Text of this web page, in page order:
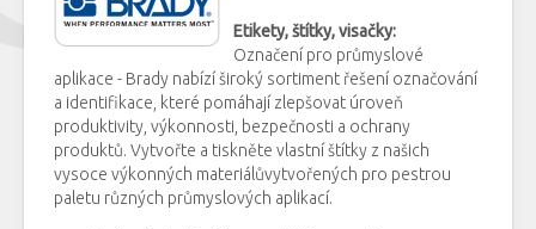
Etikety, štítky, visačky:
Označení pro průmyslové
aplikace - Brady nabízí široký sortiment řešení označování
a identifikace, které pomáhají zlepšovat úroveň
produktivity, výkonnosti, bezpečnosti a ochrany
produktů. Vytvořte a tiskněte vlastní štítky z našich
vysoce výkonných materiálůvytvořených pro pestrou
paletu různých průmyslových aplikací.